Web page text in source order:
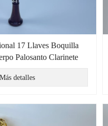
17 Llaves Boquilla
Palosanto Clarinete
Más detalles